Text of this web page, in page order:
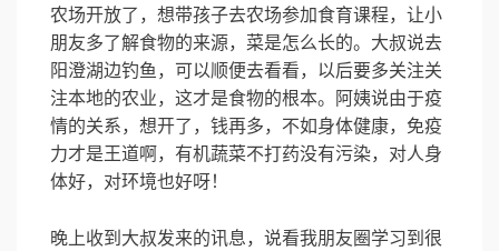
农场开放了，想带孩子去农场参加食育课程，让小
朋友多了解食物的来源，菜是怎么长的。大叔说去
阳澄湖边钓鱼，可以顺便去看看，以后要多关注关
注本地的农业，这才是食物的根本。阿姨说由于疫
情的关系，想开了，钱再多，不如身体健康，免疫
力才是王道啊，有机蔬菜不打药没有污染，对人身
体好，对环境也好呀！
晚上收到大叔发来的讯息，说看我朋友圈学习到很